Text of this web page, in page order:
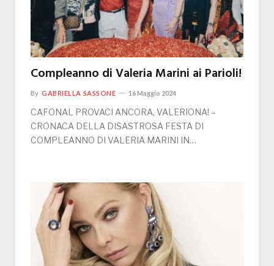
Compleanno di Valeria Marini ai Parioli!
By GABRIELLA SASSONE 16 Maggio 2024
CAFONAL PROVACI ANCORA, VALERIONA! –
CRONACA DELLA DISASTROSA FESTA DI
COMPLEANNO DI VALERIA MARINI IN…